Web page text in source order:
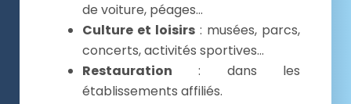
de voiture, péages…
Culture et loisirs : musées, parcs,
concerts, activités sportives…
Restauration : dans les
établissements affiliés.